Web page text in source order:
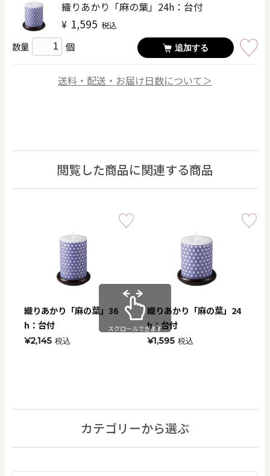
織りあかり「麻の葉」24h：台付
¥ 1,595 税込
数量 個 追加する
送料・配送・お届け日数について＞
閲覧した商品に関連する商品
織りあかり「麻の葉」36
h：台付
¥2,145 税込
織りあかり「麻の葉」24
h：台付
¥1,595 税込
スクロールできます
カテゴリーから選ぶ